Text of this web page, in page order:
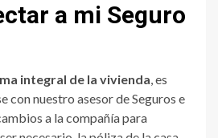
a mi Seguro
integral de la vivienda, es
con nuestro asesor de Seguros e
a la compañía para